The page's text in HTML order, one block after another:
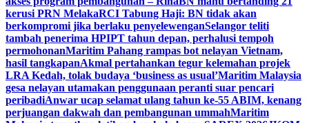
kerusi PRN MelakaRCI Tabung Haji: BN tidak akan
berkompromi jika berlaku penyelewenganSelangor teliti
tambah penerima HPIPT tahun depan, perhalusi tempoh
permohonanMaritim Pahang rampas bot nelayan Vietnam,
hasil tangkapanAkmal pertahankan tegur kelemahan projek
LRA Kedah, tolak budaya ‘business as usual’Maritim Malaysia
gesa nelayan utamakan penggunaan peranti suar pencari
peribadiAnwar ucap selamat ulang tahun ke-55 ABIM, kenang
perjuangan dakwah dan pembangunan ummahMaritim